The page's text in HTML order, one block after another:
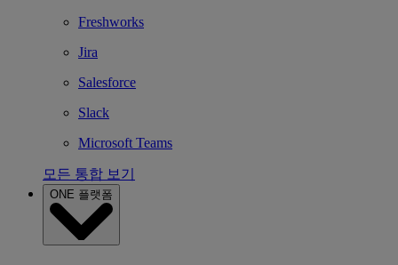
Freshworks
Jira
Salesforce
Slack
Microsoft Teams
모든 통합 보기
ONE 플랫폼